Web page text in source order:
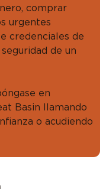
comprar
urgentes
credenciales de
de un
en
Basin llamando
o acudiendo